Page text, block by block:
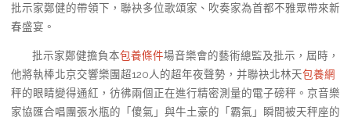
批示家鄭健的帶領下，聯袂多位歌頌家、吹奏家為首都不雅眾帶來新
春盛宴。
批示家鄭健擔負本包養條件場音樂會的藝術總監及批示，屆時，
他將執棒北京交響樂團超120人的超年夜聲勢，并聯袂北林天包養網
秤的眼睛變得通紅，彷彿兩個正在進行精密測量的電子磅秤。京音樂
家協匯合唱團張水瓶的「傻氣」與牛土豪的「霸氣」瞬間被天秤座的